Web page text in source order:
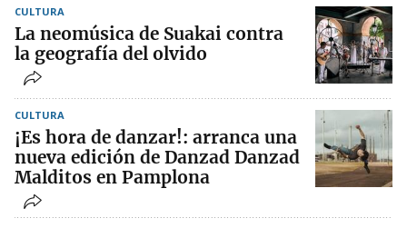
CULTURA
La neomúsica de Suakai contra
la geografía del olvido
CULTURA
¡Es hora de danzar!: arranca una
nueva edición de Danzad Danzad
Malditos en Pamplona